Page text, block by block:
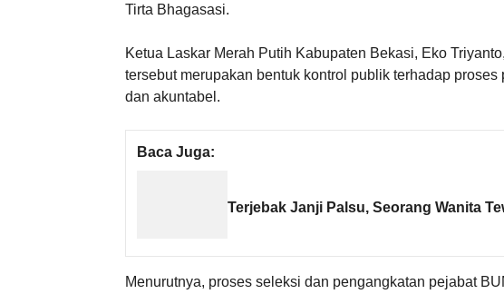
Tirta Bhagasasi.
Ketua Laskar Merah Putih Kabupaten Bekasi, Eko
tersebut merupakan bentuk kontrol publik terhadap
dan akuntabel.
Baca Juga:
Terjebak Janji Palsu, Seorang Wanita
Menurutnya, proses seleksi dan pengangkatan pejabat